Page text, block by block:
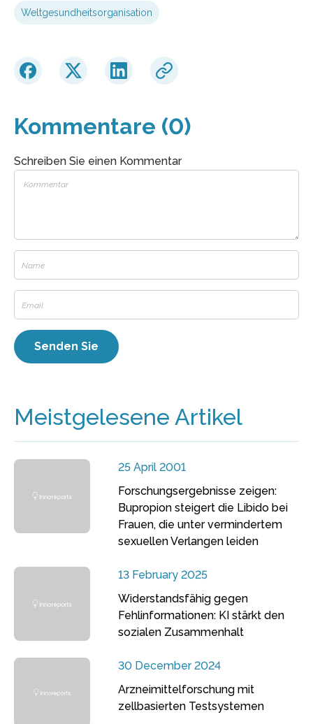
Weltgesundheitsorganisation
Kommentare (0)
Schreiben Sie einen Kommentar
Meistgelesene Artikel
25 April 2001
Forschungsergebnisse zeigen:
Bupropion steigert die Libido bei
Frauen, die unter vermindertem
sexuellen Verlangen leiden
13 February 2025
Widerstandsfähig gegen
Fehlinformationen: KI stärkt den
sozialen Zusammenhalt
30 December 2024
Arzneimittelforschung mit
zellbasierten Testsystemen